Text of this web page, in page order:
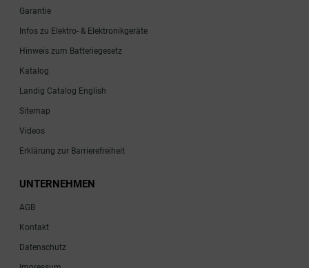
Garantie
Infos zu Elektro- & Elektronikgeräte
Hinweis zum Batteriegesetz
Katalog
Landig Catalog English
Sitemap
Videos
Erklärung zur Barrierefreiheit
UNTERNEHMEN
AGB
Kontakt
Datenschutz